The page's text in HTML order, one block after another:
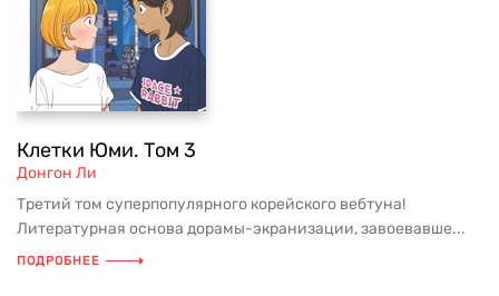
Клетки Юми. Том 3
Донгон Ли
Третий том суперпопулярного корейского вебтуна!
Литературная основа дорамы-экранизации, завоевавше...
ПОДРОБНЕЕ